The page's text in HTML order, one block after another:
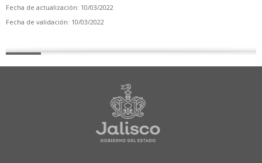
Fecha de actualización: 10/03/2022
Fecha de validación: 10/03/2022